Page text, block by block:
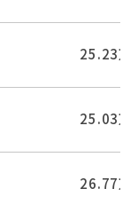
25.23万
25.03万
26.77万